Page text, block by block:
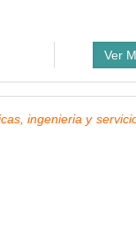
Ver
ingenieria y